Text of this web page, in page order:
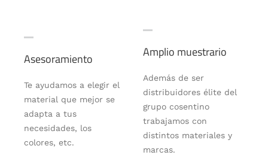
Asesoramiento
Te ayudamos a elegir el
material que mejor se
adapta a tus
necesidades, los
colores, etc.
Amplio muestrario
Además de ser
distribuidores élite del
grupo cosentino
trabajamos con
distintos materiales y
marcas.